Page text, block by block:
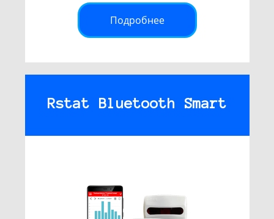
Подробнее
Rstat Bluetooth Smart